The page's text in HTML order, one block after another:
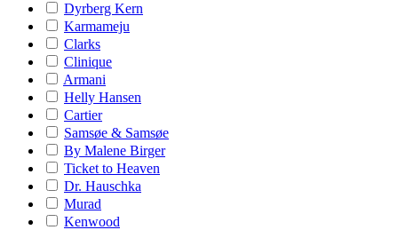
Dyrberg Kern
Karmameju
Clarks
Clinique
Armani
Helly Hansen
Cartier
Samsøe & Samsøe
By Malene Birger
Ticket to Heaven
Dr. Hauschka
Murad
Kenwood